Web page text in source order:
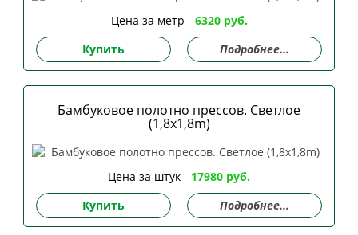
Цена за метр - 6320 руб.
Купить
Подробнее...
Бамбуковое полотно прессов. Светлое
(1,8x1,8m)
Цена за штук - 17980 руб.
Купить
Подробнее...